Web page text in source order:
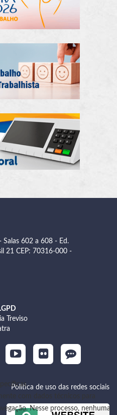
Salas 602 a 608 - Ed.
21 CEP: 70316-000 -
Treviso
Política de uso das redes sociais
com dados técnicos para
Nesse processo, nenhuma